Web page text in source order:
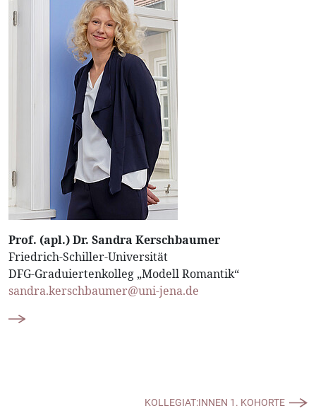
Prof. (apl.) Dr. Sandra Kerschbaumer
Friedrich-Schiller-Universität
DFG-Graduiertenkolleg „Modell Romantik“
sandra.kerschbaumer@uni-jena.de
KOLLEGIAT:INNEN 1. KOHORTE